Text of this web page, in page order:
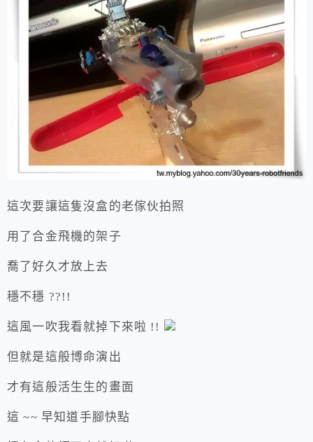
這次要讓這隻沒盒的老傢伙拍照
用了合金飛機的架子
喬了好久才放上去
穩不穩 ??!!
這風一吹我看就掉下來啦 !!
但就是這般博命演出
才有這般活生生的畫面
這 ~~ 早知道手腳快點